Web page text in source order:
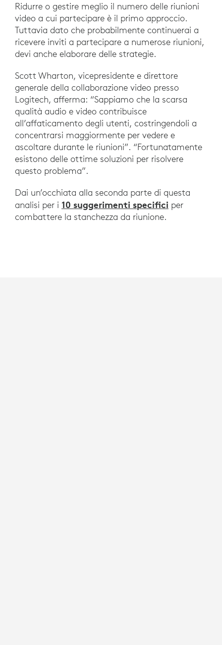
Ridurre o gestire meglio il numero delle riunioni
video a cui partecipare è il primo approccio.
Tuttavia dato che probabilmente continuerai a
ricevere inviti a partecipare a numerose riunioni,
devi anche elaborare delle strategie.
Scott Wharton, vicepresidente e direttore
generale della collaborazione video presso
Logitech, afferma: “Sappiamo che la scarsa
qualità audio e video contribuisce
all’affaticamento degli utenti, costringendoli a
concentrarsi maggiormente per vedere e
ascoltare durante le riunioni”. “Fortunatamente
esistono delle ottime soluzioni per risolvere
questo problema”.
Dai un’occhiata alla seconda parte di questa
analisi per i 10 suggerimenti specifici per
combattere la stanchezza da riunione.